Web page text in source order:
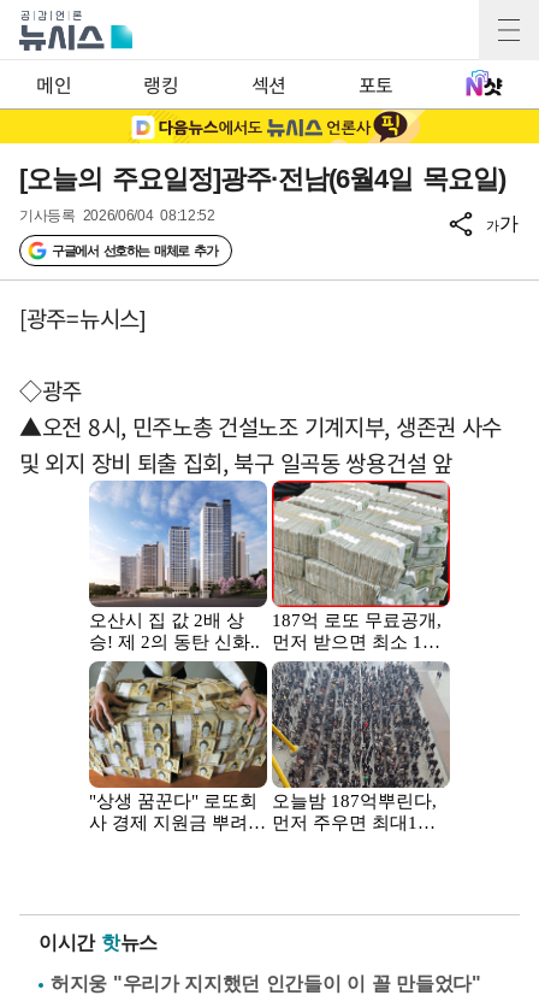
메인 랭킹 섹션 포토
[오늘의 주요일정]광주·전남(6월4일 목요일)
기사등록 2026/06/04 08:12:52
구글에서 선호하는 매체로 추가
가가
[광주=뉴시스]
◇광주
▲오전 8시, 민주노총 건설노조 기계지부, 생존권 사수
및 외지 장비 퇴출 집회, 북구 일곡동 쌍용건설 앞
이시간 핫뉴스
허지웅 "우리가 지지했던 인간들이 이 꼴 만들었다"